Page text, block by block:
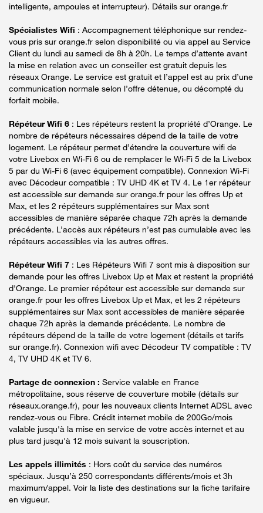
intelligente, ampoules et interrupteur). Détails sur orange.fr
Spécialistes Wifi : Accompagnement téléphonique sur rendez-
vous pris sur orange.fr selon disponibilité ou via appel au Service
Client du lundi au samedi de 8h à 20h. Le temps d’attente avant
la mise en relation avec un conseiller est gratuit depuis les
réseaux Orange. Le service est gratuit et l’appel est au prix d’une
communication normale selon l’offre détenue, ou décompté du
forfait mobile.
Répéteur Wifi 6 : Les répéteurs restent la propriété d’Orange. Le
nombre de répéteurs nécessaires dépend de la taille de votre
logement. Le répéteur permet d’étendre la couverture wifi de
votre Livebox en Wi-Fi 6 ou de remplacer le Wi-Fi 5 de la Livebox
5 par du Wi-Fi 6 (avec équipement compatible). Connexion Wi-Fi
avec Décodeur compatible : TV UHD 4K et TV 4. Le 1er répéteur
est accessible sur demande sur orange.fr pour les offres Up et
Max, et les 2 répéteurs supplémentaires sur Max sont
accessibles de manière séparée chaque 72h après la demande
précédente. L’accès aux répéteurs n’est pas cumulable avec les
répéteurs accessibles via les autres offres.
Répéteur Wifi 7 : Les Répéteurs Wifi 7 sont mis à disposition sur
demande pour les offres Livebox Up et Max et restent la propriété
d'Orange. Le premier répéteur est accessible sur demande sur
orange.fr pour les offres Livebox Up et Max, et les 2 répéteurs
supplémentaires sur Max sont accessibles de manière séparée
chaque 72h après la demande précédente. Le nombre de
répéteurs dépend de la taille de votre logement (détails et tarifs
sur orange.fr). Connexion wifi avec Décodeur TV compatible : TV
4, TV UHD 4K et TV 6.
Partage de connexion : Service valable en France
métropolitaine, sous réserve de couverture mobile (détails sur
réseaux.orange.fr), pour les nouveaux clients Internet ADSL avec
rendez-vous ou Fibre. Crédit internet mobile de 200Go/mois
valable jusqu'à la mise en service de votre accès internet et au
plus tard jusqu'à 12 mois suivant la souscription.
Les appels illimités : Hors coût du service des numéros
spéciaux. Jusqu’à 250 correspondants différents/mois et 3h
maximum/appel. Voir la liste des destinations sur la fiche tarifaire
en vigueur.